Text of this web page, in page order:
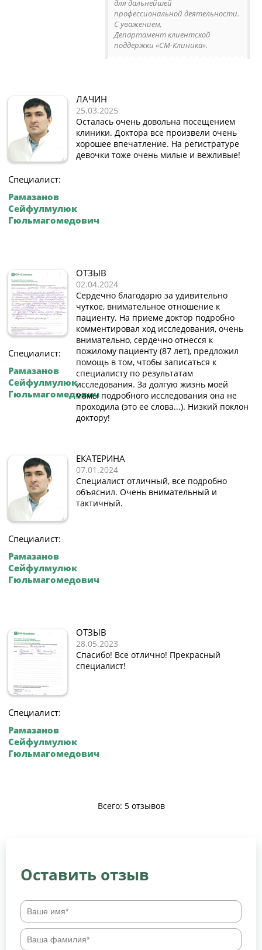
для дальнейшей
профессиональной деятельности.
С уважением,
Департамент клиентской
поддержки «СМ-Клиника».
Специалист:
Рамазанов
Сейфулмулюк
Гюльмагомедович
ЛАЧИН
25.03.2025
Осталась очень довольна посещением
клиники. Доктора все произвели очень
хорошее впечатление. На регистратуре
девочки тоже очень милые и вежливые!
Специалист:
Рамазанов
Сейфулмулюк
Гюльмагомедович
ОТЗЫВ
02.04.2024
Сердечно благодарю за удивительно
чуткое, внимательное отношение к
пациенту. На приеме доктор подробно
комментировал ход исследования, очень
внимательно, сердечно отнесся к
пожилому пациенту (87 лет), предложил
помощь в том, чтобы записаться к
специалисту по результатам
исследования. За долгую жизнь моей
мамы подробного исследования она не
проходила (это ее слова...). Низкий поклон
доктору!
Специалист:
Рамазанов
Сейфулмулюк
Гюльмагомедович
ЕКАТЕРИНА
07.01.2024
Специалист отличный, все подробно
объяснил. Очень внимательный и
тактичный.
Специалист:
Рамазанов
Сейфулмулюк
Гюльмагомедович
ОТЗЫВ
28.05.2023
Спасибо! Все отлично! Прекрасный
специалист!
Всего: 5 отзывов
Оставить отзыв